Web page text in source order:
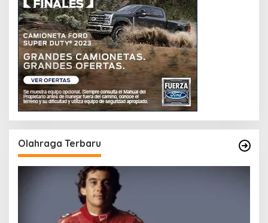
Olahraga Terbaru